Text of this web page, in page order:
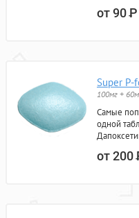
от 90Р
Super P-
100мг +
Самые
одной
от 200